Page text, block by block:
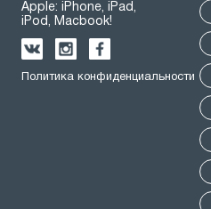
Apple: iPhone, iPad,
iPod, Macbook!
Политика конфиденциальности